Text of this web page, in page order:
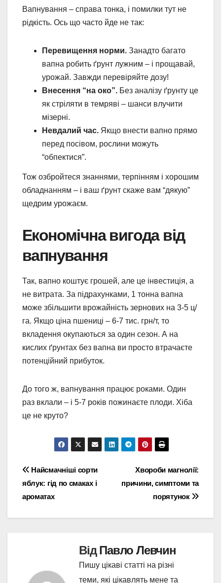
Вапнування – справа тонка, і помилки тут не
рідкість. Ось що часто йде не так:
Перевищення норми. Занадто багато
вапна робить ґрунт лужним – і прощавай,
урожай. Завжди перевіряйте дозу!
Внесення “на око”. Без аналізу ґрунту це
як стріляти в темряві – шанси влучити
мізерні.
Невдалий час. Якщо внести вапно прямо
перед посівом, рослини можуть
“обпектися”.
Тож озбройтеся знаннями, терпінням і хорошим
обладнанням – і ваш ґрунт скаже вам “дякую”
щедрим урожаєм.
Економічна вигода від
вапнування
Так, вапно коштує грошей, але це інвестиція, а
не витрата. За підрахунками, 1 тонна вапна
може збільшити врожайність зернових на 3-5 ц/
га. Якщо ціна пшениці – 6-7 тис. грн/т, то
вкладення окупаються за один сезон. А на
кислих ґрунтах без вапна ви просто втрачаєте
потенційний прибуток.
До того ж, вапнування працює роками. Один
раз вклали – і 5-7 років пожинаєте плоди. Хіба
це не круто?
Навігація
записів
Хвороби магнолії:
причини, симптоми та
порятунок
Найсмачніші сорти
яблук: гід по смаках і
ароматах
ВідПавло Левчин
Пишу цікаві статті на різні
теми, які цікавлять мене та